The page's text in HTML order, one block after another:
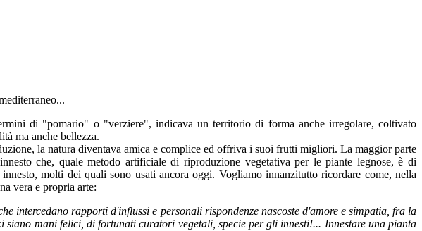
di "pomario" o "verziere", indicava un territorio di forma anche irregolare, coltivato
ma anche bellezza.
la natura diventava amica e complice ed offriva i suoi frutti migliori. La maggior parte
che, quale metodo artificiale di riproduzione vegetativa per le piante legnose, è di
molti dei quali sono usati ancora oggi. Vogliamo innanzitutto ricordare come, nella
vera e propria arte:
intercedano rapporti d'influssi e personali rispondenze nascoste d'amore e simpatia, fra la
mani felici, di fortunati curatori vegetali, specie per gli innesti!... Innestare una pianta